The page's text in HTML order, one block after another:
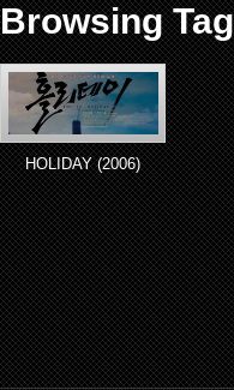
Browsing
HOLIDAY (2006)